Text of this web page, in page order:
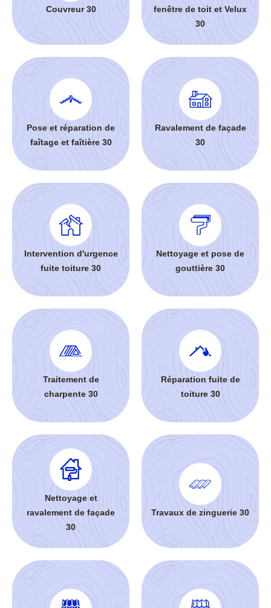
Couvreur 30
fenêtre de toit et Velux
30
Pose et réparation de
faîtage et faîtière 30
Ravalement de façade
30
Intervention d'urgence
fuite toiture 30
Nettoyage et pose de
gouttière 30
Traitement de
charpente 30
Réparation fuite de
toiture 30
Nettoyage et
ravalement de façade
30
Travaux de zinguerie 30